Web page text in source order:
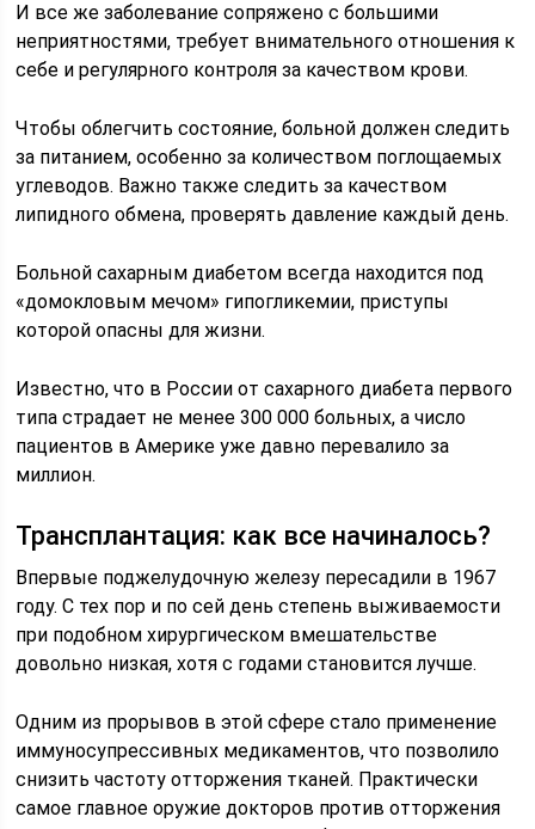
И все же заболевание сопряжено с большими
неприятностями, требует внимательного отношения к
себе и регулярного контроля за качеством крови.
Чтобы облегчить состояние, больной должен следить
за питанием, особенно за количеством поглощаемых
углеводов. Важно также следить за качеством
липидного обмена, проверять давление каждый день.
Больной сахарным диабетом всегда находится под
«домокловым мечом» гипогликемии, приступы
которой опасны для жизни.
Известно, что в России от сахарного диабета первого
типа страдает не менее 300 000 больных, а число
пациентов в Америке уже давно перевалило за
миллион.
Трансплантация: как все начиналось?
Впервые поджелудочную железу пересадили в 1967
году. С тех пор и по сей день степень выживаемости
при подобном хирургическом вмешательстве
довольно низкая, хотя с годами становится лучше.
Одним из прорывов в этой сфере стало применение
иммуносупрессивных медикаментов, что позволило
снизить частоту отторжения тканей. Практически
самое главное оружие докторов против отторжения